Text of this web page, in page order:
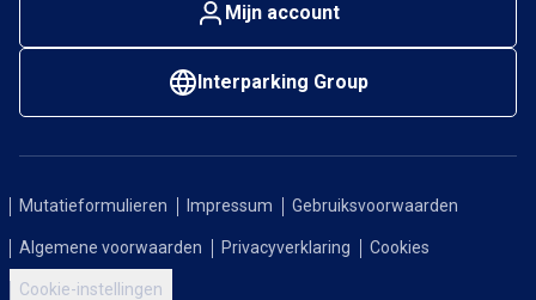
Mijn account
Interparking Group
Mutatieformulieren Impressum Gebruiksvoorwaarden
Algemene voorwaarden Privacyverklaring Cookies
Cookie-instellingen